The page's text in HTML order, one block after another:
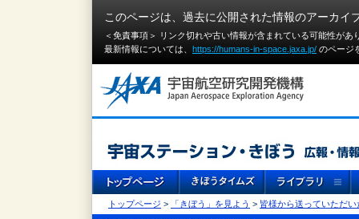
このページは、過去に公開された情報のアーカイ
＜免責事項＞ リンク切れや古い情報が含まれている可能性が
最新情報については、 https://humans-in-space.jaxa.jp/ のページ
トップページ > 「きぼう」を見よう > 皆様から送っていただい